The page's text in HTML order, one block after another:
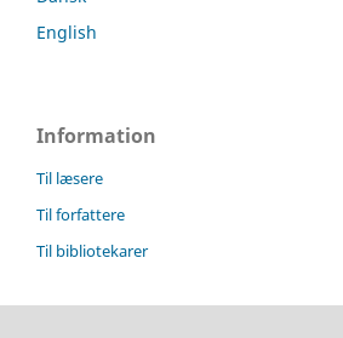
English
Information
Til læsere
Til forfattere
Til bibliotekarer